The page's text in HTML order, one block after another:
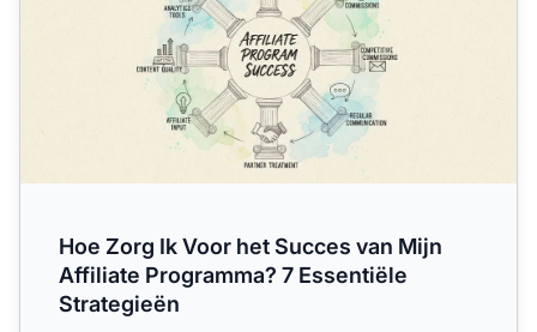
Hoe Zorg Ik Voor het Succes van Mijn
Affiliate Programma? 7 Essentiële
Strategieën